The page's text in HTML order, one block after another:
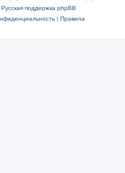
Русская поддержка phpBB
| Правила